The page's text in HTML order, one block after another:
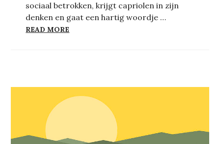
sociaal betrokken, krijgt capriolen in zijn
denken en gaat een hartig woordje …
READ MORE